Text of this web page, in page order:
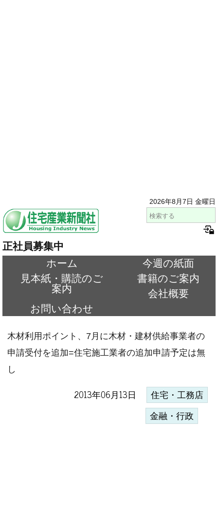
2026年8月7日 金曜日
正社員募集中
ホーム
今週の紙面
見本紙・購読のご
案内
書籍のご案内
会社概要
お問い合わせ
木材利用ポイント、7月に木材・建材供給事業者の
申請受付を追加=住宅施工業者の追加申請予定は無
し
2013年06月13日 住宅・工務店
金融・行政